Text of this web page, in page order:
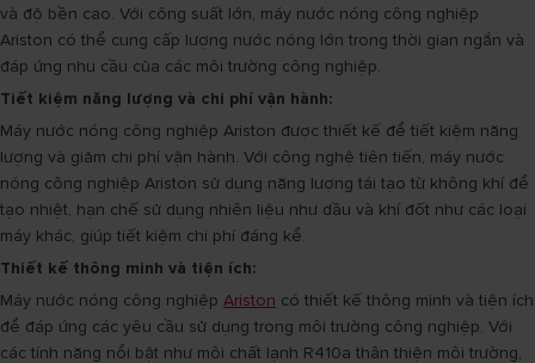
và độ bền cao. Với công suất lớn, máy nước nóng công nghiệp
Ariston có thể cung cấp lượng nước nóng lớn trong thời gian ngắn và
đáp ứng nhu cầu của các môi trường công nghiệp.
Tiết kiệm năng lượng và chi phí vận hành:
Máy nước nóng công nghiệp Ariston được thiết kế để tiết kiệm năng
lượng và giảm chi phí vận hành. Với công nghệ tiên tiến, máy nước
nóng công nghiệp Ariston sử dụng năng lượng tái tạo từ không khí để
tạo nhiệt, hạn chế sử dụng nhiên liệu như dầu và khí đốt như các loại
máy khác, giúp tiết kiệm chi phí đáng kể.
Thiết kế thông minh và tiện ích:
Máy nước nóng công nghiệp Ariston có thiết kế thông minh và tiện ích
để đáp ứng các yêu cầu sử dụng trong môi trường công nghiệp. Với
các tính năng nổi bật như môi chất lạnh R410a thân thiện môi trường,